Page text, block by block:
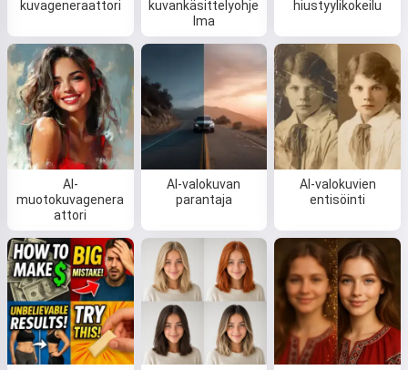
kuvageneraattori
kuvankäsittelyohje
lma
hiustyylikokeilu
AI-
muotokuvagenera
attori
AI-valokuvan
parantaja
AI-valokuvien
entisöinti